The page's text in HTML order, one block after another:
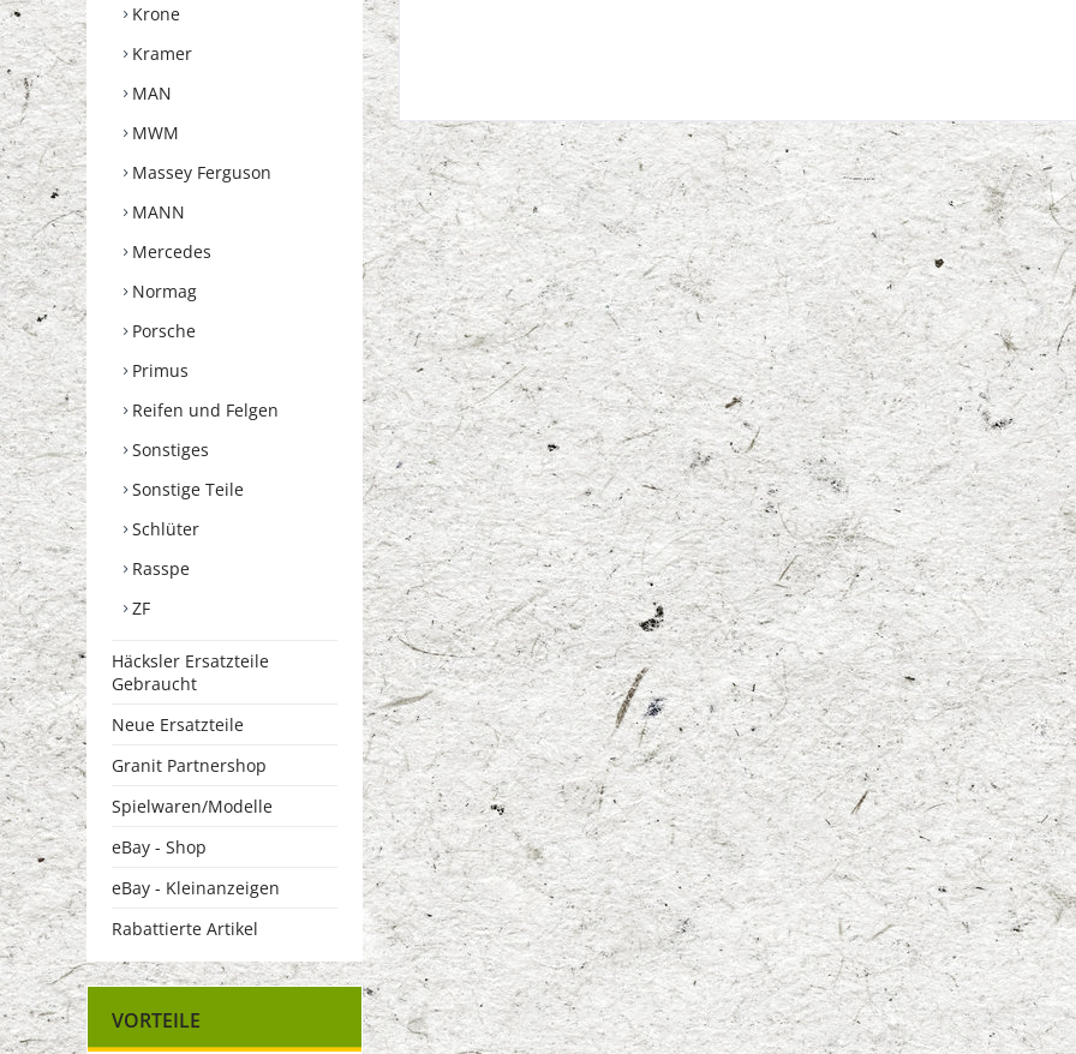
Krone
Kramer
MAN
MWM
Massey Ferguson
MANN
Mercedes
Normag
Porsche
Primus
Reifen und Felgen
Sonstiges
Sonstige Teile
Schlüter
Rasspe
ZF
Häcksler Ersatzteile
Gebraucht
Neue Ersatzteile
Granit Partnershop
Spielwaren/Modelle
eBay - Shop
eBay - Kleinanzeigen
Rabattierte Artikel
VORTEILE